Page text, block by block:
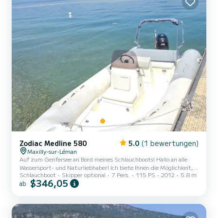
Zodiac Medline 580 5.0 (1 bewertungen)
Maxilly-sur-Léman
Auf zum Genfersee an Bord meines Schlauchboots! Hallo an alle
Wassersport- und Naturliebhaber! Ich biete Ihnen die Möglichkeit,
mein Schlauchboot für einen unvergesslichen Tag auf dem
Genfersee zu mieten. Zwischen den Bergen und dem kristallklaren
Alpen zu picknicken... und vor allem, sich bei Wassersportarten auf
Schlauchboot Skipper optional 7 Pers. 115 PS 2012 5.8 m
ab $346,05